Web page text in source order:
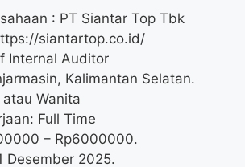
: PT Siantar Top Tbk
siantartop.co.id/
Internal Auditor
Kalimantan Selatan.
Wanita
Full Time
– Rp6000000.
Desember 2025.